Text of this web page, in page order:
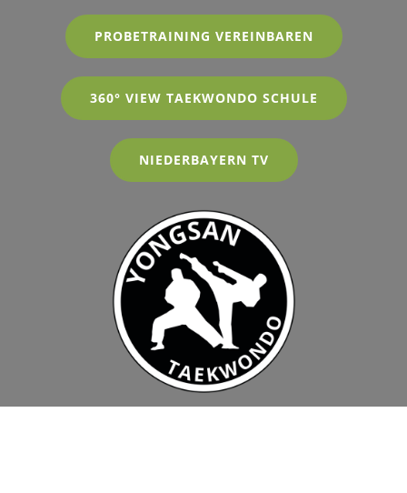
PROBETRAINING VEREINBAREN
360° VIEW TAEKWONDO SCHULE
NIEDERBAYERN TV